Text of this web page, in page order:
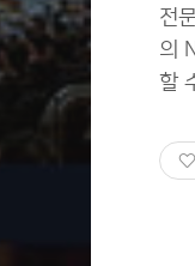
전
의
할